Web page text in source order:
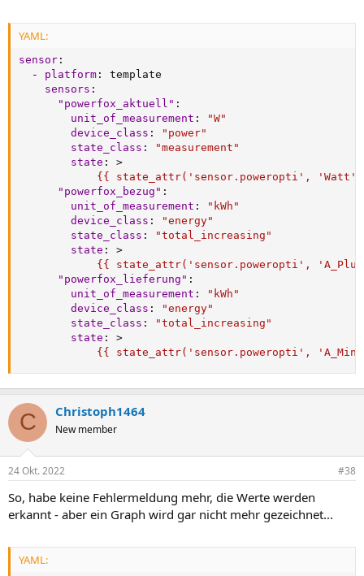
YAML:
sensor :
-
platform :
template
sensors :
"powerfox_aktuell" :
unit_of_measurement :
"W"
device_class :
"power"
state_class :
"measurement"
state :
>
{{ state_attr('sensor.poweropti',
"powerfox_bezug" :
unit_of_measurement :
"kWh"
device_class :
"energy"
state_class :
"total_increasing"
state :
>
{{ state_attr('sensor.poweropti',
"powerfox_lieferung" :
unit_of_measurement :
"kWh"
device_class :
"energy"
state_class :
"total_increasing"
state :
>
{{ state_attr('sensor.poweropti',
C Christoph1464
New member
24 Okt. 2022 #38
So, habe keine Fehlermeldung mehr, die Werte werden
erkannt - aber ein Graph wird gar nicht mehr gezeichnet...
YAML: